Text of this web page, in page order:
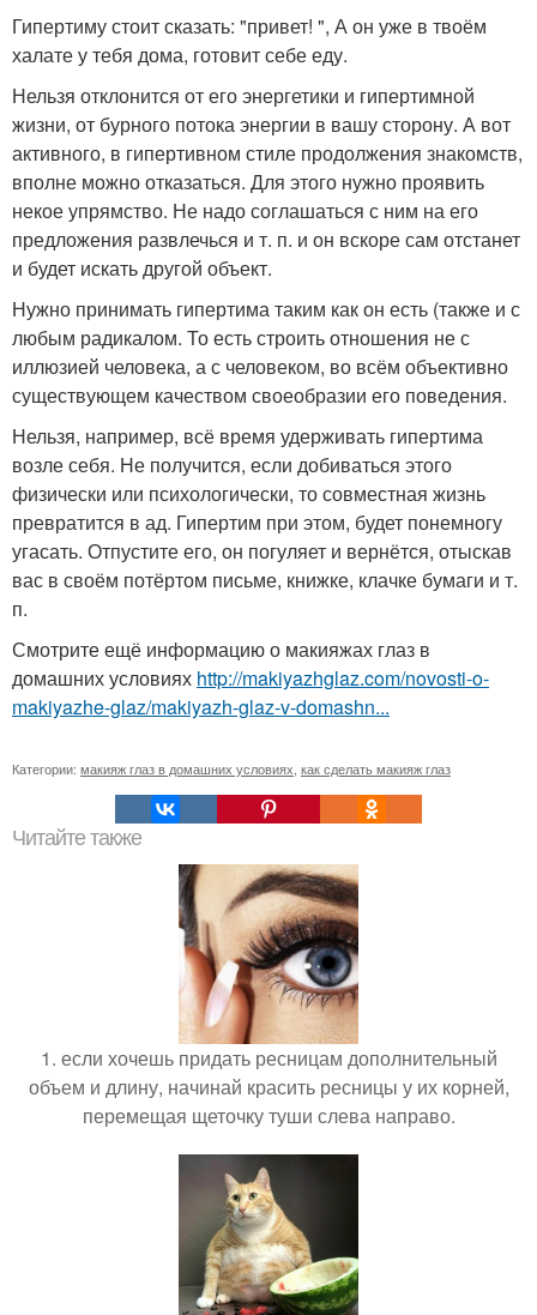
Гипертиму стоит сказать: "привет! ", А он уже в твоём
халате у тебя дома, готовит себе еду.
Нельзя отклонится от его энергетики и гипертимной
жизни, от бурного потока энергии в вашу сторону. А вот
активного, в гипертивном стиле продолжения знакомств,
вполне можно отказаться. Для этого нужно проявить
некое упрямство. Не надо соглашаться с ним на его
предложения развлечься и т. п. и он вскоре сам отстанет
и будет искать другой объект.
Нужно принимать гипертима таким как он есть (также и с
любым радикалом. То есть строить отношения не с
иллюзией человека, а с человеком, во всём объективно
существующем качеством своеобразии его поведения.
Нельзя, например, всё время удерживать гипертима
возле себя. Не получится, если добиваться этого
физически или психологически, то совместная жизнь
превратится в ад. Гипертим при этом, будет понемногу
угасать. Отпустите его, он погуляет и вернётся, отыскав
вас в своём потёртом письме, книжке, клачке бумаги и т.
п.
Смотрите ещё информацию о макияжах глаз в
домашних условиях http://makiyazhglaz.com/novosti-o-
makiyazhe-glaz/makiyazh-glaz-v-domashn...
Категории: макияж глаз в домашних условиях как сделать макияж глаз
Читайте также
1. если хочешь придать ресницам дополнительный
объем и длину, начинай красить ресницы у их корней,
перемещая щеточку туши слева направо.